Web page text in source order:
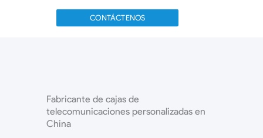
CONTÁCTENOS
Fabricante de cajas de
telecomunicaciones personalizadas en
China